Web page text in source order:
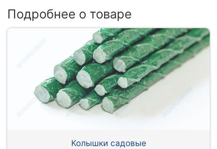
Подробнее о товаре
Колышки садовые